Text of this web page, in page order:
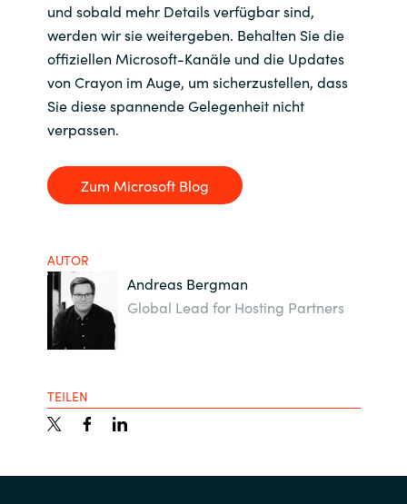
und sobald mehr Details verfügbar sind,
werden wir sie weitergeben. Behalten Sie die
offiziellen Microsoft-Kanäle und die Updates
von Crayon im Auge, um sicherzustellen, dass
Sie diese spannende Gelegenheit nicht
verpassen.
Zum Microsoft Blog
AUTOR
Andreas Bergman
Global Lead for Hosting Partners
TEILEN